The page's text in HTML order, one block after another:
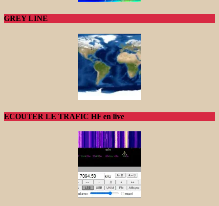
GREY LINE
ECOUTER LE TRAFIC HF en live